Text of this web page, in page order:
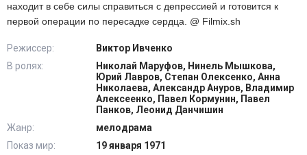
находит в себе силы справиться с депрессией и готовится к
первой операции по пересадке сердца. @ Filmix.sh
Режиссер:
Виктор Ивченко
В ролях:
Николай Маруфов, Нинель Мышкова,
Юрий Лавров, Степан Олексенко, Анна
Николаева, Александр Ануров, Владимир
Алексеенко, Павел Кормунин, Павел
Панков, Леонид Данчишин
Жанр:
мелодрама
Показ мир:
19 января 1971